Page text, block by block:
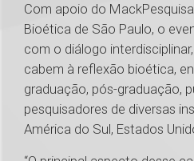
Com apoio do
Bioética de São Paulo, o
com o diálogo
cabem à reflexão bioética,
graduação, pós-graduação,
pesquisadores de diversas
América do Sul, Estados